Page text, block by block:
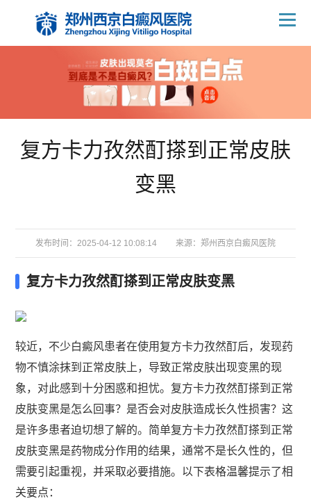
复方卡力孜然酊搽到正常皮肤
变黑
发布时间：2025-04-12 10:08:14 来源： 郑州西京白癜风医院
复方卡力孜然酊搽到正常皮肤变黑
较近，不少白癜风患者在使用复方卡力孜然酊后，发现药
物不慎涂抹到正常皮肤上，导致正常皮肤出现变黑的现
象，对此感到十分困惑和担忧。复方卡力孜然酊搽到正常
皮肤变黑是怎么回事？是否会对皮肤造成长久性损害？这
是许多患者迫切想了解的。简单复方卡力孜然酊搽到正常
皮肤变黑是药物成分作用的结果，通常不是长久性的，但
需要引起重视，并采取必要措施。以下表格温馨提示了相
关要点：